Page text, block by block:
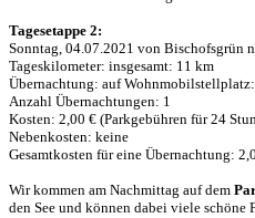
Tagesetappe 2:
Sonntag, 04.07.2021 von Bischofsgrün
Tageskilometer: insgesamt: 11 km
Übernachtung: auf
Anzahl Übernachtungen: 1
Kosten: 2,00 € (Parkgebühren für 24
Nebenkosten: keine
Gesamtkosten für eine Übernachtung:
Wir kommen am Nachmittag auf dem
den See und können dabei viele schöne